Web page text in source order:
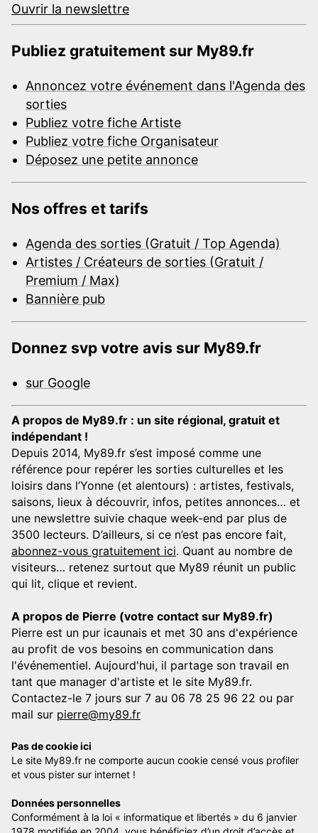
Ouvrir la newslettre
Publiez gratuitement sur My89.fr
Annoncez votre événement dans l'Agenda des
sorties
Publiez votre fiche Artiste
Publiez votre fiche Organisateur
Déposez une petite annonce
Nos offres et tarifs
Agenda des sorties (Gratuit / Top Agenda)
Artistes / Créateurs de sorties (Gratuit /
Premium / Max)
Bannière pub
Donnez svp votre avis sur My89.fr
sur Google
A propos de My89.fr : un site régional, gratuit et
indépendant !
Depuis 2014, My89.fr s’est imposé comme une
référence pour repérer les sorties culturelles et les
loisirs dans l’Yonne (et alentours) : artistes, festivals,
saisons, lieux à découvrir, infos, petites annonces… et
une newslettre suivie chaque week-end par plus de
3500 lecteurs. D’ailleurs, si ce n’est pas encore fait,
abonnez-vous gratuitement ici. Quant au nombre de
visiteurs… retenez surtout que My89 réunit un public
qui lit, clique et revient.
A propos de Pierre (votre contact sur My89.fr)
Pierre est un pur icaunais et met 30 ans d'expérience
au profit de vos besoins en communication dans
l'événementiel. Aujourd'hui, il partage son travail en
tant que manager d'artiste et le site My89.fr.
Contactez-le 7 jours sur 7 au 06 78 25 96 22 ou par
mail sur pierre@my89.fr
Pas de cookie ici
Le site My89.fr ne comporte aucun cookie censé vous profiler
et vous pister sur internet !
Données personnelles
Conformément à la loi « informatique et libertés » du 6 janvier